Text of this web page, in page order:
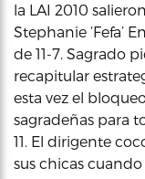
la LAI 2010
Stephanie ‘Fefa’
de 11-7. Sagrado
recapitular
esta vez el
sagradeñas para
11. El dirigente
sus chicas